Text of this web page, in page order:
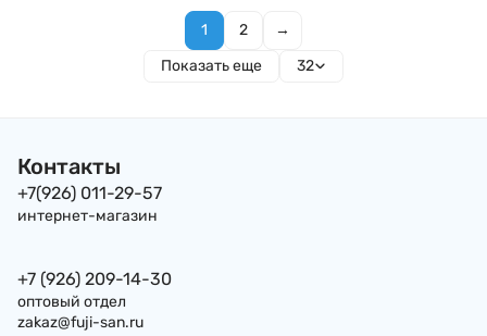
1 2
→
Показать еще
32
Контакты
+7(926) 011-29-57
интернет-магазин
+7 (926) 209-14-30
оптовый отдел
zakaz@fuji-san.ru